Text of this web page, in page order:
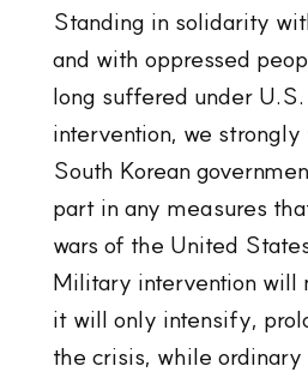
Standing in solidarity
and with oppressed
long suffered under
intervention, we
South Korean
part in any measures
wars of the United
Military intervention will
it will only intensify,
the crisis, while